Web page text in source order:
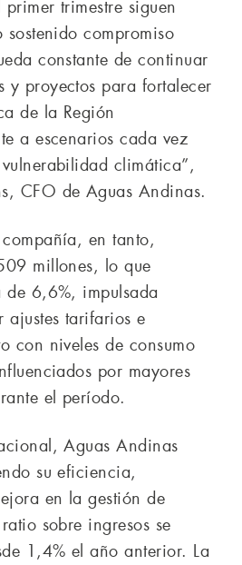
primer trimestre siguen
compromiso
constante de continuar
y proyectos para fortalecer
de la Región
a escenarios cada vez
climática”,
CFO de Aguas Andinas.
en tanto,
millones, lo que
de 6,6%, impulsada
ajustes tarifarios e
con niveles de consumo
por mayores
el período.
Aguas Andinas
su eficiencia,
en la gestión de
sobre ingresos se
1,4% el año anterior. La